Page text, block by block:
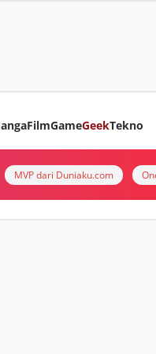
FilmGameGeekTekno
MVP dari Duniaku.com